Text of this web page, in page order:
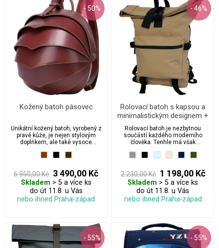
- 50%
Kožený batoh pásovec
Unikátní kožený batoh, vyrobený z
pravé kůže, je nejen stylovým
doplňkem, ale také vysoce
způsobem, jak přenášet své věci.
6 950,00 Kč 3 490,00 Kč
Skladem > 5 a více ks
do út 11.8. u Vás
nebo ihned Praha-západ
- 46%
Rolovací batoh s kapsou a
minimalistickým designem +
voděodolnou vrstvou
Rolovací batoh je nezbytnou
součástí každého moderního
člověka. Tenhle má však
měkkého pogumovaného
2 230,00 Kč 1 198,00 Kč
Skladem > 5 a více ks
do út 11.8. u Vás
nebo ihned Praha-západ
- 55% - 55%